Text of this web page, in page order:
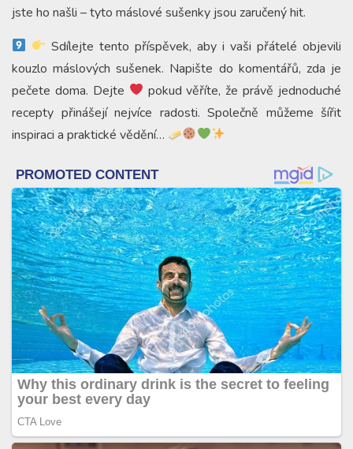
jste ho našli – tyto máslové sušenky jsou zaručený hit.
Sdílejte tento příspěvek, aby i vaši přátelé objevili
kouzlo máslových sušenek. Napište do komentářů, zda je
pečete doma. Dejte
pokud věříte, že právě jednoduché
recepty přinášejí nejvíce radosti. Společně můžeme šířit
inspiraci a praktické vědění…